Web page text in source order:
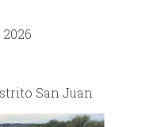
San Juan